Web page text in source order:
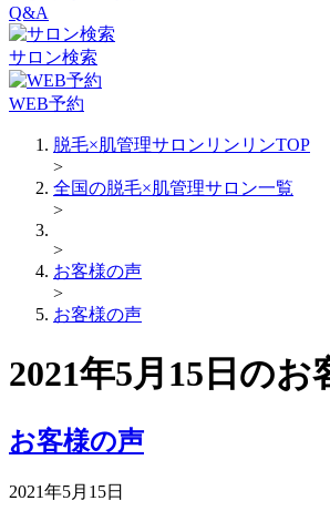
Q&A
サロン検索
WEB予約
脱毛×肌管理サロンリンリンTOP
>
全国の脱毛×肌管理サロン一覧
>
>
お客様の声
>
お客様の声
2021年5月15日のお
お客様の声
2021年5月15日